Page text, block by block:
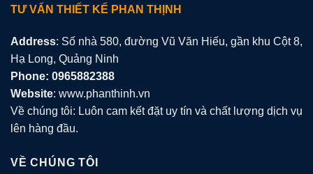
TƯ VẤN THIẾT KẾ PHAN THỊNH
Address: Số nhà 580, đường Vũ Văn Hiếu, gần khu Cột 8,
Hạ Long, Quảng Ninh
Phone: 0965882388
Website: www.phanthinh.vn
Về chúng tôi: Luôn cam kết đặt uy tín và chất lượng dịch vụ
lên hàng đầu.
VỀ CHÚNG TÔI